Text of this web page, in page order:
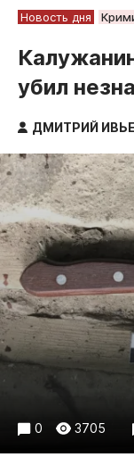
РУБРИКИ
Новости
Статьи
Народные
Авто и
Криминал
Культура
Общество
Погода
Спорт
Новость дня
убил
ДМИТРИЙ
0 3705